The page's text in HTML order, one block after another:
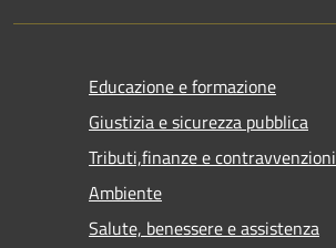
Educazione e formazione
Giustizia e sicurezza pubblica
Tributi,finanze e contravvenzioni
Ambiente
Salute, benessere e assistenza